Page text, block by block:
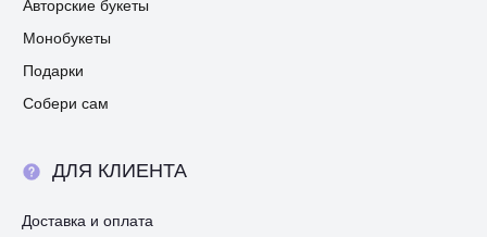
Собери сам
Подарки
Монобукеты
Авторские букеты
Доставка и оплата
ДЛЯ КЛИЕНТА